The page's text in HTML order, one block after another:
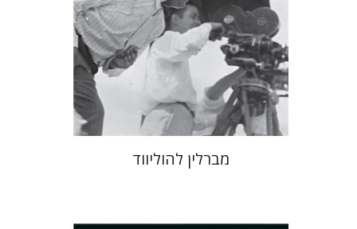
הנחת אתר ספר מודפס
$46
$41
מברלין להוליווד